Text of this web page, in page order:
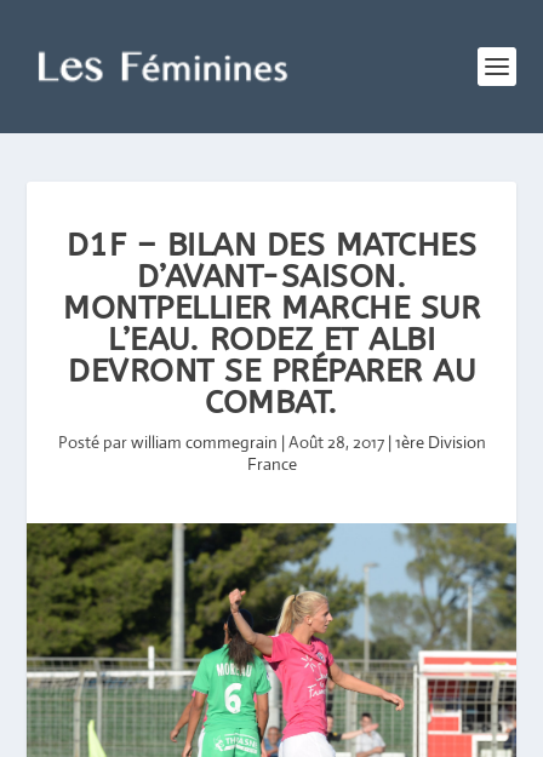
D1F – BILAN DES MATCHES
D’AVANT-SAISON.
MONTPELLIER MARCHE SUR
L’EAU. RODEZ ET ALBI
DEVRONT SE PRÉPARER AU
COMBAT.
Posté parwilliam commegrain |Août 28, 2017|1ère Division
France